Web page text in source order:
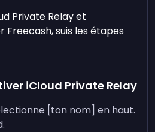
Private Relay et
suis les étapes
iCloud Private Relay
[ton nom] en haut.